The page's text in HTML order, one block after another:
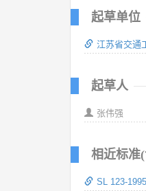
起草单位
江苏省交通
起草人
张伟强
相近标准
SL 123-